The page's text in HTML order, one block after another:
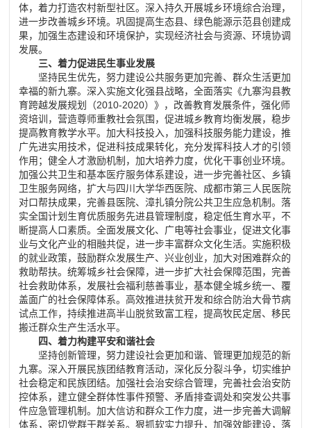
体，着力打造农村新型社区。深入持久开展城乡环境综合治理，
进一步改善城乡环境。巩固提高生态县、绿色能源示范县创建成
果，加强生态建设和环境保护，实现经济社会与资源、环境协调
发展。
三、着力促进民生事业发展
坚持民生优先，努力建设公共服务更加完善、群众生活更加
幸福的新九寨。深入实施文化强县战略，全面落实《九寨沟县教
育跨越发展规划（2010-2020）》，改善教育发展条件，强化师
资培训，营造尊师重教社会氛围，促进城乡教育均衡发展，稳步
提高教育教学水平。加大科技投入，加强科技服务能力建设，推
广先进实用技术，促进科技成果转化，充分发挥科技人才的引领
作用；健全人才激励机制，加大培养力度，优化干事创业环境。
加强公共卫生和基本医疗服务体系建设，进一步完善社区、乡镇
卫生服务网络，扩大与四川大学华西医院、成都市第三人民医院
对口帮扶成果，完善县医院、漳扎镇分院公共卫生应急机制。落
实全国计划生育优质服务先进县管理制度，稳定低生育水平，不
断提高人口素质。全面发展文化、广电等社会事业，促进文化事
业与文化产业的相融共促，进一步丰富群众文化生活。实施积极
的就业政策，鼓励群众发展生产、兴业创业，加大对困难群众的
救助帮扶。统筹城乡社会保障，进一步扩大社会保障范围，完善
社会救助体系，发展社会福利慈善事业，基本健全城乡统一、覆
盖面广的社会保障体系。高效推进扶贫开发和综合防治大骨节病
试点工作，持续推进高半山脱贫致富工程，提高牧民定居、移民
搬迁群众生产生活水平。
四、着力构建平安和谐社会
坚持创新管理，努力建设社会更加和谐、管理更加规范的新
九寨。深入开展民族团结教育活动，深化反分裂斗争，切实维护
社会稳定和民族团结。加强社会治安综合管理，完善社会治安防
控体系，建立健全群体性事件预警、矛盾排查调处和突发公共事
件应急管理机制。加大信访和群众工作力度，进一步完善大调解
体系，密切党群干群关系。狠抓软实力提升，加强效能建设，落